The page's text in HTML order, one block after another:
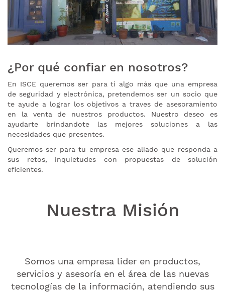
¿Por qué confiar en nosotros?
En ISCE queremos ser para ti algo más que una empresa
de seguridad y electrónica, pretendemos ser un socio que
te ayude a lograr los objetivos a traves de asesoramiento
en la venta de nuestros productos. Nuestro deseo es
ayudarte brindandote las mejores soluciones a las
necesidades que presentes.
Queremos ser para tu empresa ese aliado que responda a
sus retos, inquietudes con propuestas de solución
eficientes.
Nuestra Misión
Somos una empresa lider en productos,
servicios y asesoría en el área de las nuevas
tecnologías de la información, atendiendo sus